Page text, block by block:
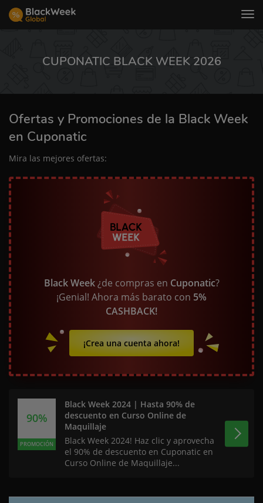
CUPONATIC BLACK WEEK 2026
Ofertas y Promociones de la Black Week
en Cuponatic
Mira las mejores ofertas:
Black Week¿de compras en Cuponatic?
¡Genial! Ahora más barato con 5%
CASHBACK!
¡Crea una cuenta ahora!
90%
PROMOCIÓN
Black Week 2024 | Hasta 90% de
descuento en Curso Online de
Maquillaje
Black Week 2024! Haz clic y aprovecha
el 90% de descuento en Cuponatic en
Curso Online de Maquillaje...